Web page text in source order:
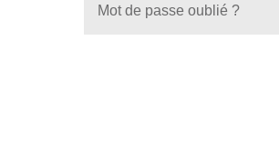
Mot de passe oublié ?